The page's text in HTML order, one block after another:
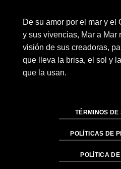
De su amor por el mar y el
y sus vivencias, Mar a Mar
visión de sus creadoras,
que lleva la brisa, el sol y
que la usan.
TÉRMINOS DE
POLÍTICAS DE
POLÍTICA